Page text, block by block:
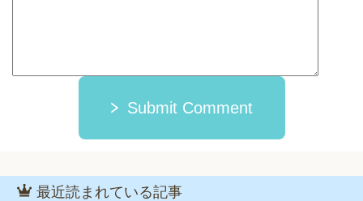
Submit Comment
最近読まれている記事